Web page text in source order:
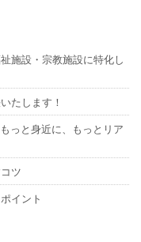
施設・宗教施設に特化し
たします！
っと身近に、もっとリア
ツ
イント